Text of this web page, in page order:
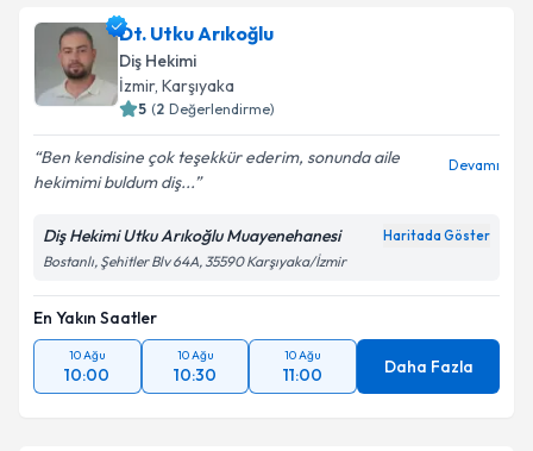
Dt. Utku Arıkoğlu
Diş Hekimi
İzmir, Karşıyaka
5 (2 Değerlendirme)
Ben kendisine çok teşekkür ederim, sonunda aile
hekimimi buldum diş...
Devamı
Diş Hekimi Utku Arıkoğlu Muayenehanesi Haritada Göster
Bostanlı, Şehitler Blv 64A, 35590 Karşıyaka/İzmir
En Yakın Saatler
10 Ağu
10:00
10 Ağu
10:30
10 Ağu
11:00 Daha Fazla